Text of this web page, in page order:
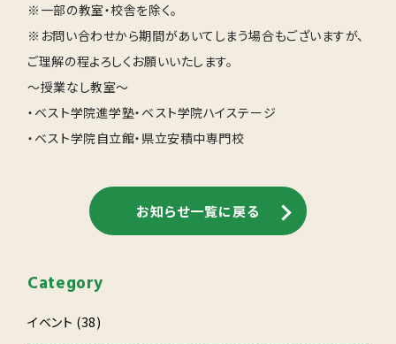
※一部の教室・校舎を除く。
※お問い合わせから期間があいてしまう場合もございますが、
ご理解の程よろしくお願いいたします。
～授業なし教室～
・ベスト学院進学塾・ベスト学院ハイステージ
・ベスト学院自立館・県立安積中専門校
お知らせ一覧に戻る
Category
イベント (38)